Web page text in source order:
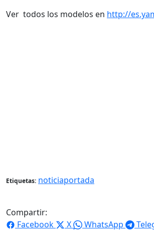
Ver todos los modelos en http://
Etiquetas: noticiaportada
Compartir:
Facebook
X WhatsApp